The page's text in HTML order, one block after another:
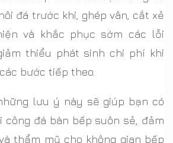
đá trước khi, ghép vân, cắt xẻ
và khắc phục sớm các lỗi
thiểu phát sinh chi phí khi
bước tiếp theo.
lưu ý này sẽ giúp bạn có
công đá bàn bếp suôn sẻ, đảm
thẩm mỹ cho không gian bếp